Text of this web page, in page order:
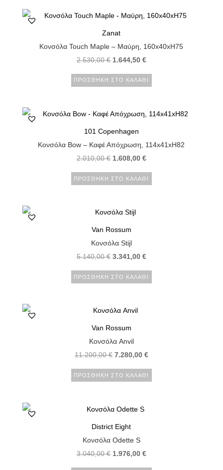
Zanat
Κονσόλα Touch Maple – Μαύρη, 160x40xH75
2.530,00€ 1.644,50 €
ΠΡΟΣΘΉΚΗ ΣΤΟ ΚΑΛΆΘΙ
101 Copenhagen
Κονσόλα Bow – Καφέ Απόχρωση, 114x41xH82
2.010,00€ 1.608,00 €
ΠΡΟΣΘΉΚΗ ΣΤΟ ΚΑΛΆΘΙ
Van Rossum
Κονσόλα Stijl
5.140,00€ 3.341,00 €
ΠΡΟΣΘΉΚΗ ΣΤΟ ΚΑΛΆΘΙ
Van Rossum
Κονσόλα Anvil
11.200,00€ 7.280,00 €
ΠΡΟΣΘΉΚΗ ΣΤΟ ΚΑΛΆΘΙ
District Eight
Κονσόλα Odette S
3.040,00€ 1.976,00 €